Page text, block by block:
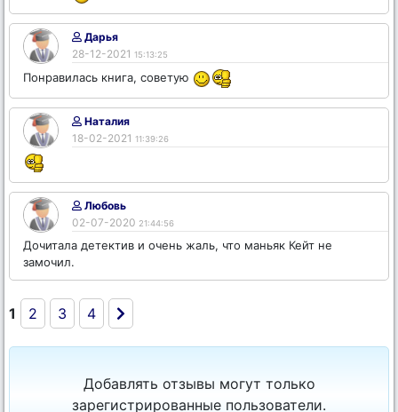
Дарья
28-12-2021 15:13:25
Понравилась книга, советую
Наталия
18-02-2021 11:39:26
Любовь
02-07-2020 21:44:56
Дочитала детектив и очень жаль, что маньяк Кейт не
замочил.
1 2 3 4
Добавлять отзывы могут только
зарегистрированные пользователи.